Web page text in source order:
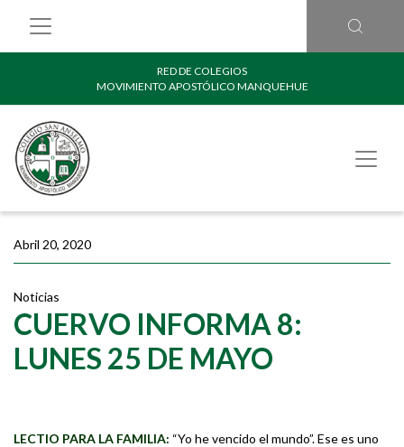
RED DE COLEGIOS
MOVIMIENTO APOSTÓLICO MANQUEHUE
Abril 20, 2020
Noticias
CUERVO INFORMA 8:
LUNES 25 DE MAYO
LECTIO PARA LA FAMILIA: “Yo he vencido el mundo”. Ese es uno